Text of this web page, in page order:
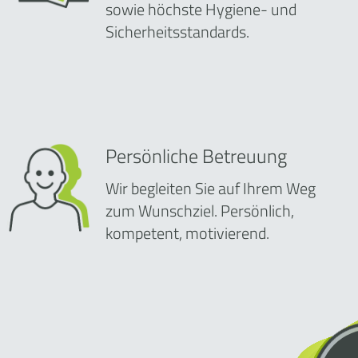
sowie höchste Hygiene- und
Sicherheitsstandards.
Persönliche Betreuung
Wir begleiten Sie auf Ihrem Weg
zum Wunschziel. Persönlich,
kompetent, motivierend.